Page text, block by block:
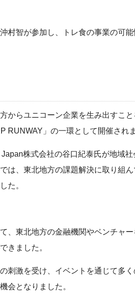
村智が参加し、トレ食の事業の可
からユニコーン企業を生み出すこ
RUNWAY」の一環として開催され
株式会社の谷口紀泰氏が地域
は、東北地方の課題解決に取り組
た。
、東北地方の金融機関やベンチャ
きました。
刺激を受け、イベントを通じて多
会となりました。